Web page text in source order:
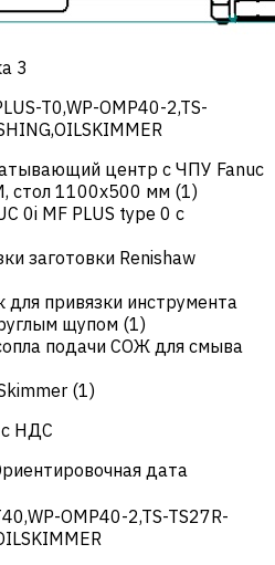
3
T0,WP-OMP40-2,TS-
центр с ЧПУ Fanuc
стол 1100х500 мм (1)
0i MF PLUS type 0 с
заготовки Renishaw
привязки инструмента
щупом (1)
подачи СОЖ для смыва
(1)
НДС
дата
OMP40-2,TS-TS27R-